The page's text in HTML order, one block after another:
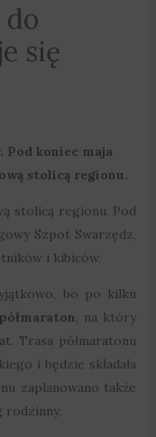
do
się
Pod koniec maja
stolicą regionu.
stolicą regionu. Pod
Szpot Swarzędz,
i kibiców.
bo po kilku
półmaraton
, na który
Trasa półmaratonu
i będzie składała
zaplanowano także
rodzinny.